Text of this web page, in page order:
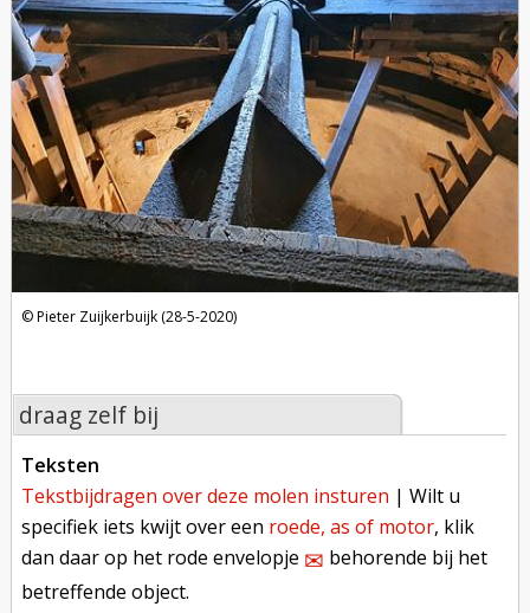
Pieter Zuijkerbuijk (28-5-2020)
draag zelf bij
teksten
tekstbijdragen over deze molen insturen | Wilt u
specifiek iets kwijt over een roede, as of motor, klik
dan daar op het rode envelopje ✉︎ behorende bij het
betreffende object.